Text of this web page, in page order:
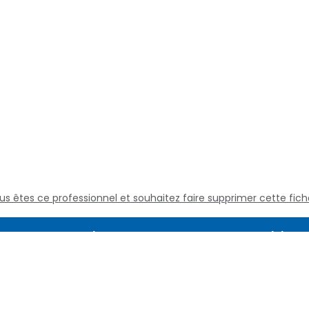
êtes ce professionnel et souhaitez faire supprimer cette
Assistance Juridique